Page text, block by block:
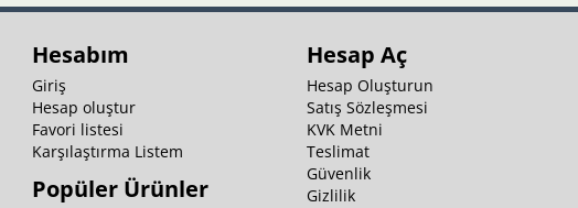
Hesabım
Giriş
Hesap oluştur
Favori listesi
Karşılaştırma Listem
Popüler Ürünler
Hesap Aç
Hesap Oluşturun
Satış Sözleşmesi
KVK Metni
Teslimat
Güvenlik
Gizlilik